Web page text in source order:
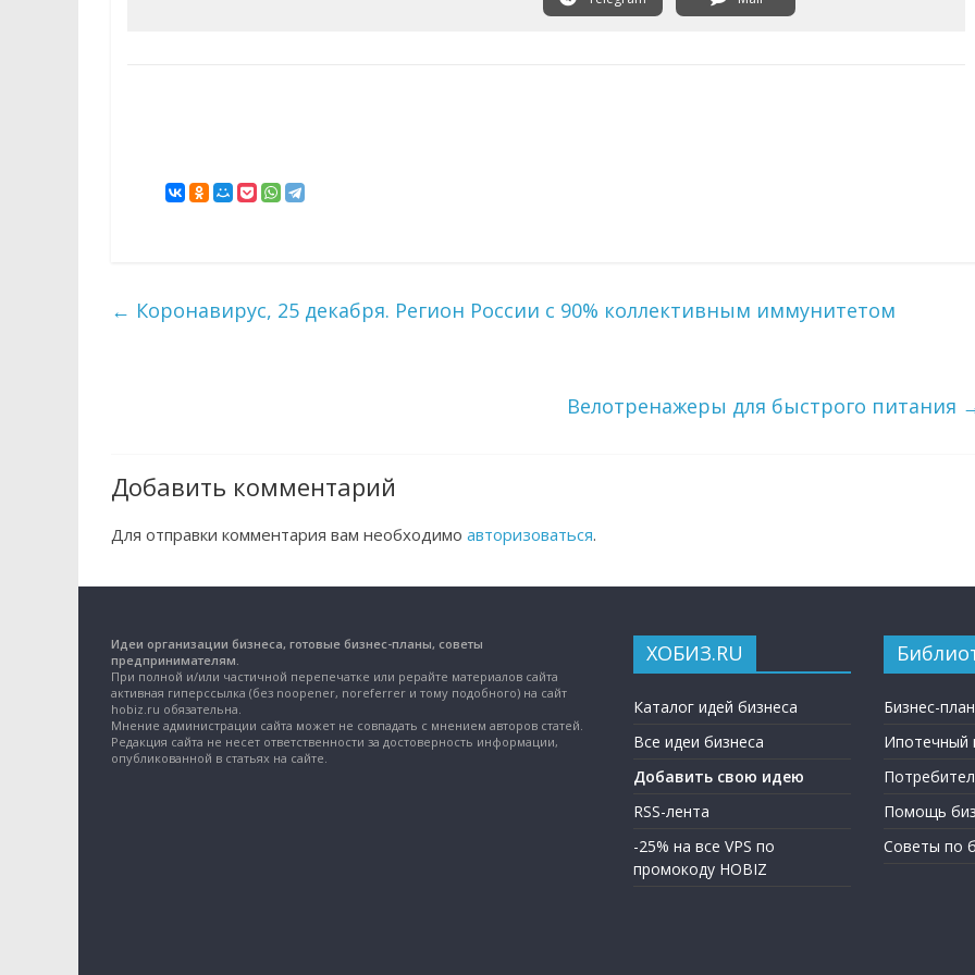
← Коронавирус, 25 декабря. Регион России с 90% коллективным иммунитетом
Велотренажеры для быстрого питания
Добавить комментарий
Для отправки комментария вам необходимо авторизоваться.
Идеи организации бизнеса, готовые бизнес-планы, советы
предпринимателям.
При полной и/или частичной перепечатке или рерайте материалов сайта
активная гиперссылка (без noopener, noreferrer и тому подобного) на сайт
hobiz.ru обязательна.
Мнение администрации сайта может не совпадать с мнением авторов статей.
Редакция сайта не несет ответственности за достоверность информации,
опубликованной в статьях на сайте.
ХОБИЗ.RU
Каталог идей бизнеса
Все идеи бизнеса
Добавить свою идею
RSS-лента
-25% на все VPS по
промокоду HOBIZ
Бизнес-
Ипотечный
Помощь
Советы по